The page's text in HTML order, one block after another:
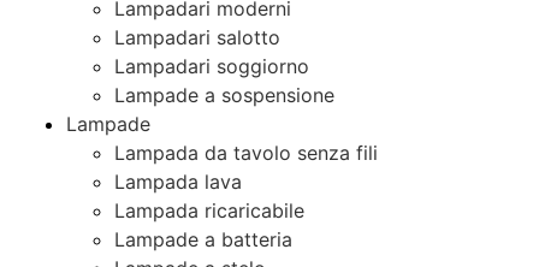
Lampadari moderni
Lampadari salotto
Lampadari soggiorno
Lampade a sospensione
Lampade
Lampada da tavolo senza fili
Lampada lava
Lampada ricaricabile
Lampade a batteria